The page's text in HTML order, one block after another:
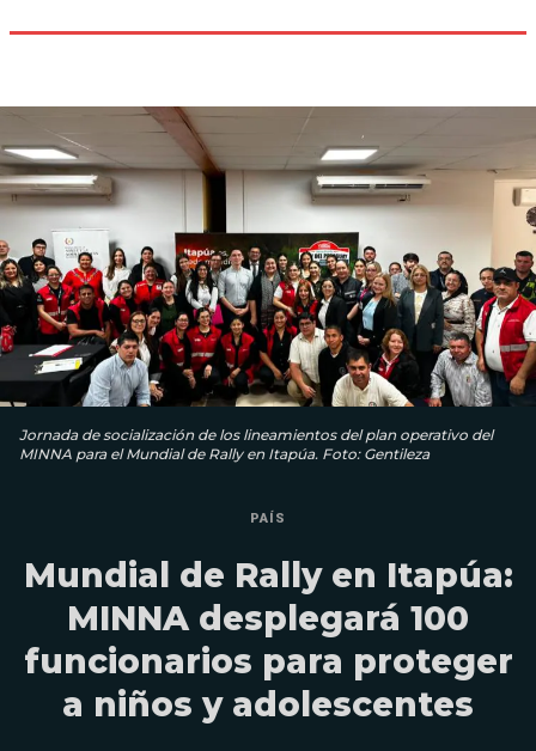
Jornada de socialización de los lineamientos del plan operativo del
MINNA para el Mundial de Rally en Itapúa. Foto: Gentileza
PAÍS
Mundial de Rally en Itapúa:
MINNA desplegará 100
funcionarios para proteger
a niños y adolescentes